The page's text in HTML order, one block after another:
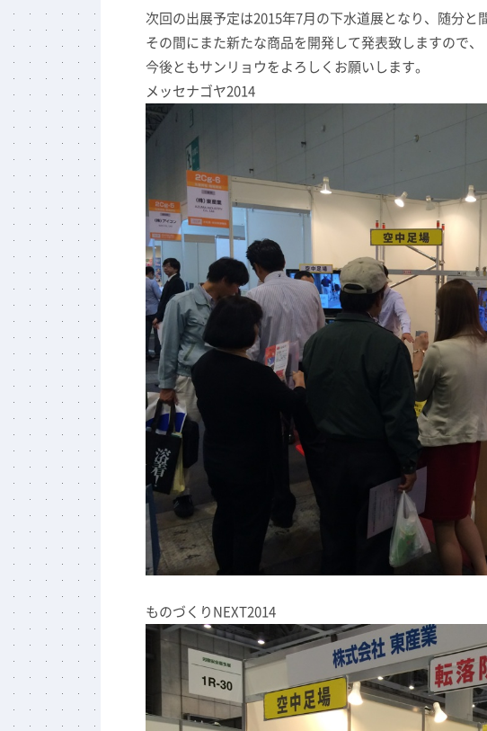
次回の出展予定は2015年7月の下水道展となり、随分と
その間にまた新たな商品を開発して発表致しますので、
今後ともサンリョウをよろしくお願いします。
メッセナゴヤ2014
ものづくりNEXT2014